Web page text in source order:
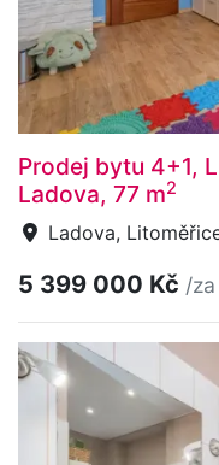
Prodej bytu 4+1,
Ladova, 77 m2
Ladova,
5 399 000 Kč /